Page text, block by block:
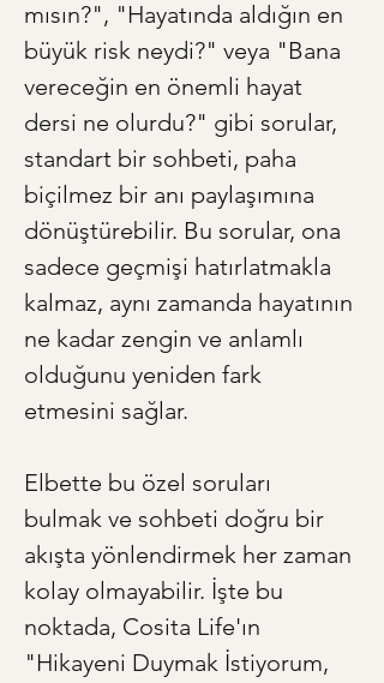
mısın?", "Hayatında aldığın en
büyük risk neydi?" veya "Bana
vereceğin en önemli hayat
dersi ne olurdu?" gibi sorular,
standart bir sohbeti, paha
biçilmez bir anı paylaşımına
dönüştürebilir. Bu sorular, ona
sadece geçmişi hatırlatmakla
kalmaz, aynı zamanda hayatının
ne kadar zengin ve anlamlı
olduğunu yeniden fark
etmesini sağlar.
Elbette bu özel soruları
bulmak ve sohbeti doğru bir
akışta yönlendirmek her zaman
kolay olmayabilir. İşte bu
noktada, Cosita Life'ın
"Hikayeni Duymak İstiyorum,